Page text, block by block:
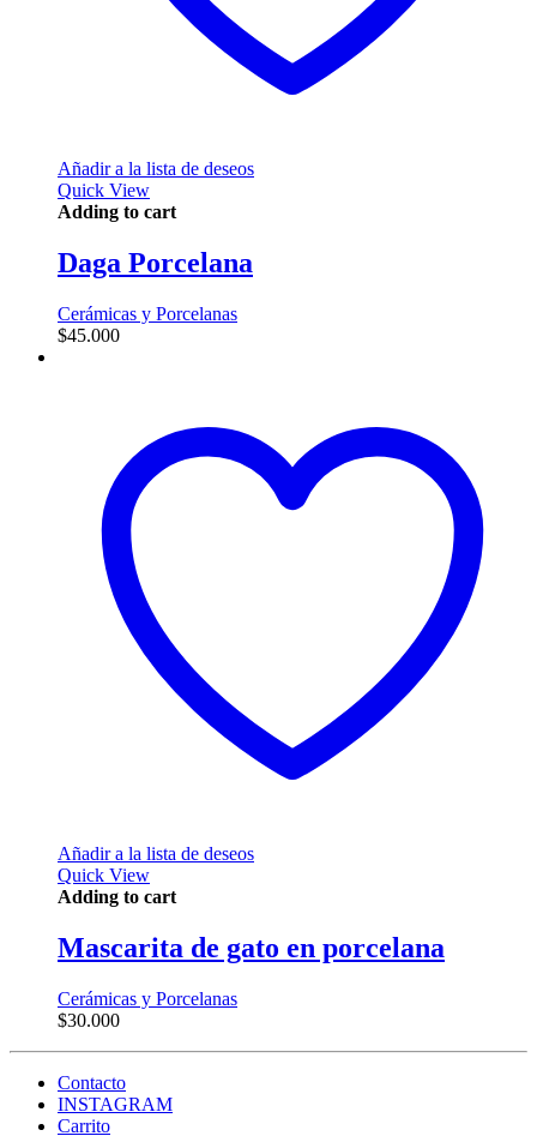
Añadir a la lista de deseos
Quick View
Adding to cart
Daga Porcelana
Cerámicas y Porcelanas
$45.000
Añadir a la lista de deseos
Quick View
Adding to cart
Mascarita de gato en porcelana
Cerámicas y Porcelanas
$30.000
Contacto
INSTAGRAM
Carrito